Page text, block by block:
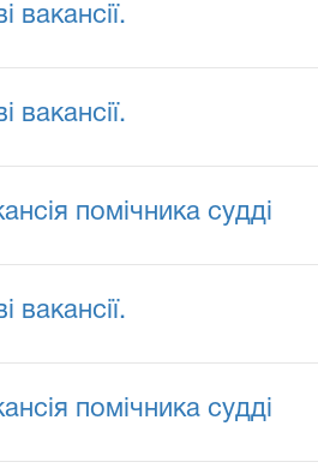
вакансії.
вакансії.
помічника судді
вакансії.
помічника судді